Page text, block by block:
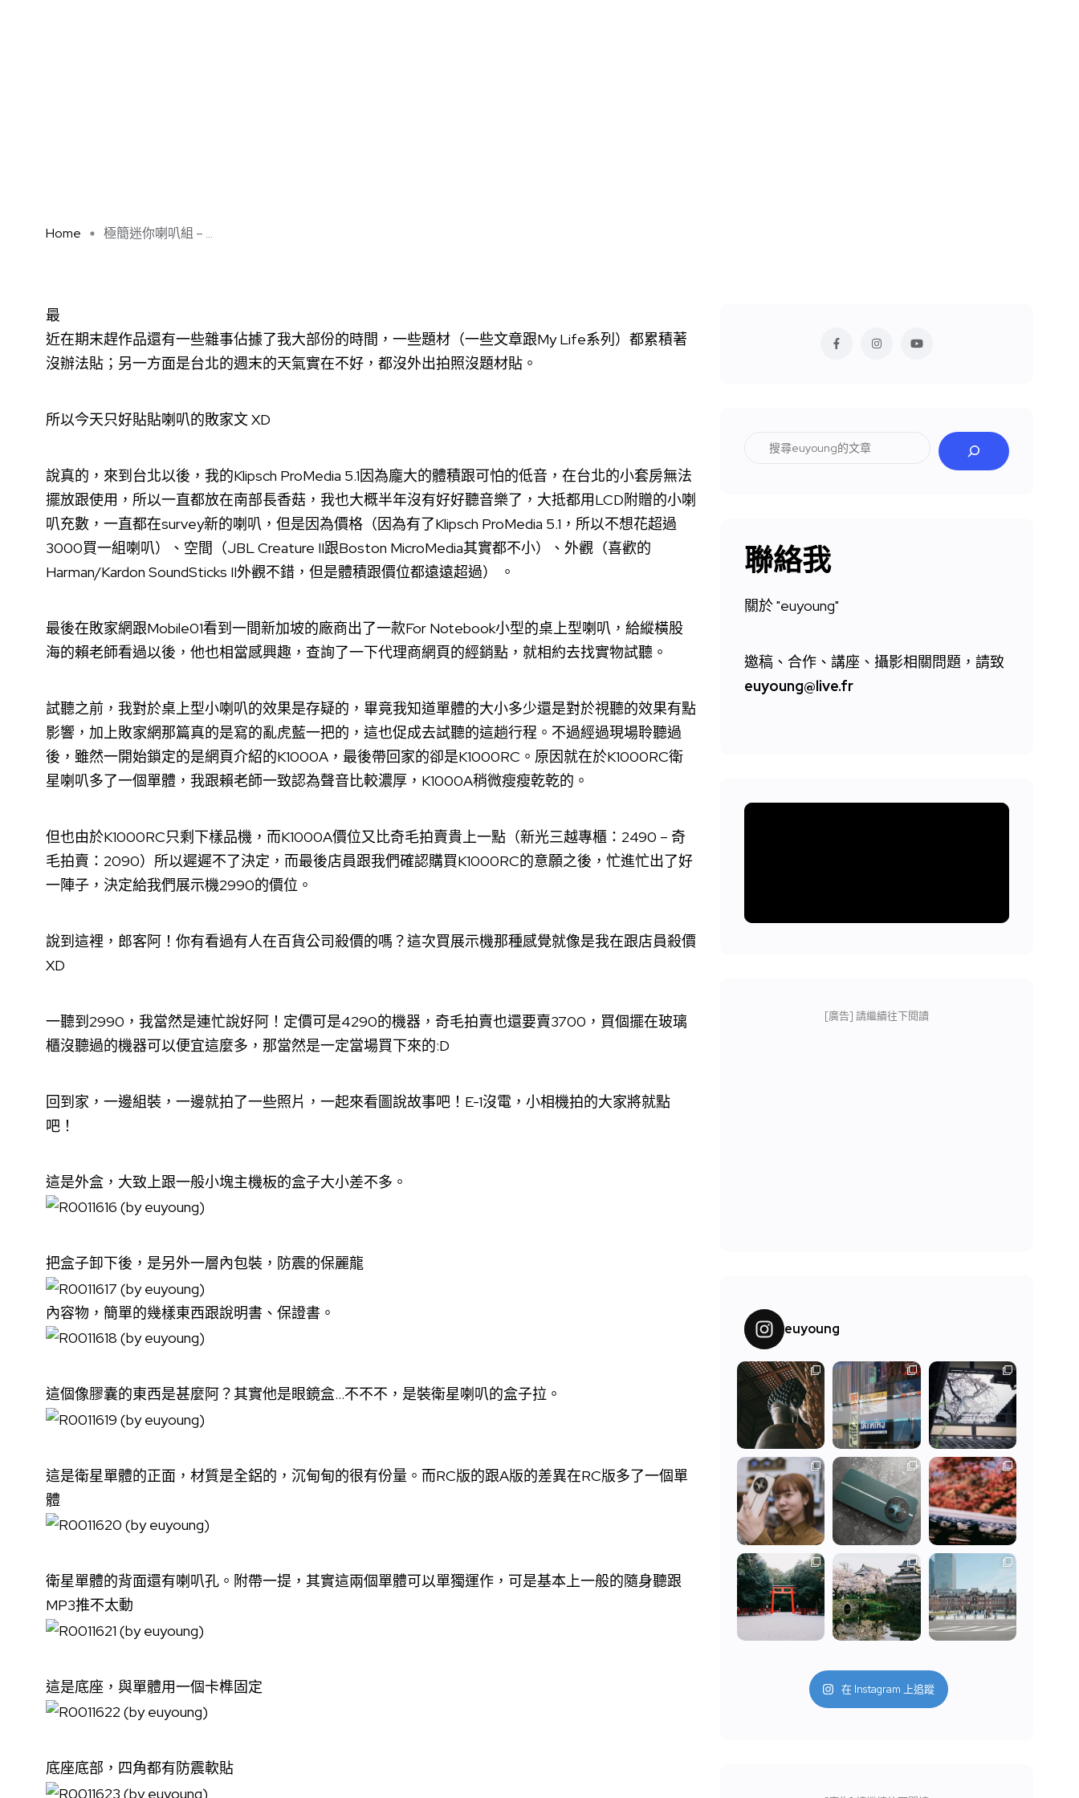
Home 極簡迷你喇叭組 – ...
最
近在期末趕作品還有一些雜事佔據了我大部份的時間，一些題材（一些文章跟My Life系列）都累積著
沒辦法貼；另一方面是台北的週末的天氣實在不好，都沒外出拍照沒題材貼。
所以今天只好貼貼喇叭的敗家文 XD
說真的，來到台北以後，我的Klipsch ProMedia 5.1因為龐大的體積跟可怕的低音，在台北的小套房無法
擺放跟使用，所以一直都放在南部長香菇，我也大概半年沒有好好聽音樂了，大抵都用LCD附贈的小喇
叭充數，一直都在survey新的喇叭，但是因為價格（因為有了Klipsch ProMedia 5.1，所以不想花超過
3000買一組喇叭）、空間（JBL Creature II跟Boston MicroMedia其實都不小）、外觀（喜歡的
Harman/Kardon SoundSticks II外觀不錯，但是體積跟價位都遠遠超過） 。
最後在敗家網跟Mobile01看到一間新加坡的廠商出了一款For Notebook小型的桌上型喇叭，給縱橫股
海的賴老師看過以後，他也相當感興趣，查詢了一下代理商網頁的經銷點，就相約去找實物試聽。
試聽之前，我對於桌上型小喇叭的效果是存疑的，畢竟我知道單體的大小多少還是對於視聽的效果有點
影響，加上敗家網那篇真的是寫的亂虎藍一把的，這也促成去試聽的這趟行程。不過經過現場聆聽過
後，雖然一開始鎖定的是網頁介紹的K1000A，最後帶回家的卻是K1000RC。原因就在於K1000RC衛
星喇叭多了一個單體，我跟賴老師一致認為聲音比較濃厚，K1000A稍微瘦瘦乾乾的。
但也由於K1000RC只剩下樣品機，而K1000A價位又比奇毛拍賣貴上一點（新光三越專櫃：2490 – 奇
毛拍賣：2090）所以遲遲不了決定，而最後店員跟我們確認購買K1000RC的意願之後，忙進忙出了好
一陣子，決定給我們展示機2990的價位。
說到這裡，郎客阿！你有看過有人在百貨公司殺價的嗎？這次買展示機那種感覺就像是我在跟店員殺價
XD
一聽到2990，我當然是連忙說好阿！定價可是4290的機器，奇毛拍賣也還要賣3700，買個擺在玻璃
櫃沒聽過的機器可以便宜這麼多，那當然是一定當場買下來的:D
回到家，一邊組裝，一邊就拍了一些照片，一起來看圖說故事吧！E-1沒電，小相機拍的大家將就點
吧！
這是外盒，大致上跟一般小塊主機板的盒子大小差不多。
把盒子卸下後，是另外一層內包裝，防震的保麗龍
內容物，簡單的幾樣東西跟說明書、保證書。
這個像膠囊的東西是甚麼阿？其實他是眼鏡盒…不不不，是裝衛星喇叭的盒子拉。
這是衛星單體的正面，材質是全鋁的，沉甸甸的很有份量。而RC版的跟A版的差異在RC版多了一個單
體
衛星單體的背面還有喇叭孔。附帶一提，其實這兩個單體可以單獨運作，可是基本上一般的隨身聽跟
MP3推不太動
這是底座，與單體用一個卡榫固定
底座底部，四角都有防震軟貼
聯絡我
關於 "euyoung"
邀稿、合作、講座、攝影相關問題，請致
euyoung@live.fr
[廣告] 請繼續往下閱讀
euyoung
在 Instagram 上追蹤